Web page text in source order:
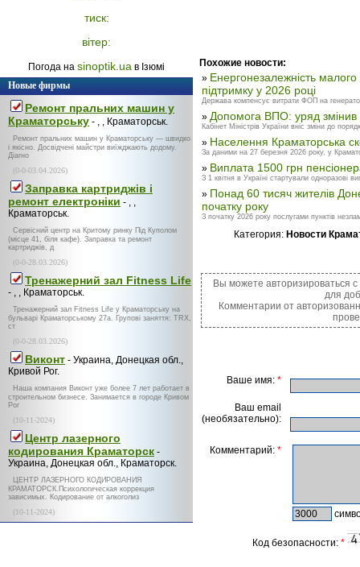
тиск:
вітер:
Погода на sinoptik.ua в Ізюмі
Новые фирмы
Ремонт пральних машин у
Краматорську - , , Краматорськ.
Ремонт пральних машин у Краматорську — швидко
і якісно. Досвідчені майстри виїжджають додому.
Діагно
(0-0-03.04.2026)
Заправка картриджів і
ремонт електроніки - , ,
Краматорськ.
Сервісний центр на Критому ринку Під Куполом
(місце 41, біля кафе). Заправка та ремонт
картриджів, д
(0-0-28.03.2026)
Тренажерний зал Fitness Life
- , , Краматорськ.
Тренажерний зал Fitness Life у Краматорську на
бульварі Краматорському 27а. Групові заняття: TRX,
ст
(0-0-28.03.2026)
Виконт - Украина, Донецкая обл.,
Кривой Рог.
Наша компания Виконт уже более 7 лет работает в
строительном бизнесе. Занимается в городе Кривом
Рог
(10-11-2024)
Центр лазерного
кодирования Краматорск -
Украина, Донецкая обл., Краматорск.
ЦЕНТР ЛАЗЕРНОГО КОДИРОВАНИЯ
КРАМАТОРСК.Психологическая коррекция
зависимых. Кодирование от алкоголиз
(10-11-2024)
Похожие новости:
» Енергонезалежність
підтримку у 2026 році
Держава компенсує витрати ФОП на
» Допомога ВПО: уряд
Кабінет Міністрів України вніс зміни до
» Населення Краматорська
За даними на 27 березня 2026 року, у
» Виплата 1500 грн
З 1 квітня в Україні стартували одноразові
» Понад 60 тисяч жителів
початку року
З початку 2026 року послугами пунктів
Категория: Новости
Вы можете авторизироваться
для
Комментарии от
Ваше имя: *
Ваш email
(необязательно):
Комментарий: *
Код безопасности: *